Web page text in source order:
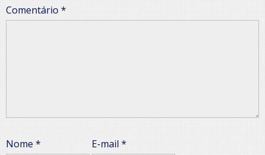
Comentário *
Nome * E-mail *